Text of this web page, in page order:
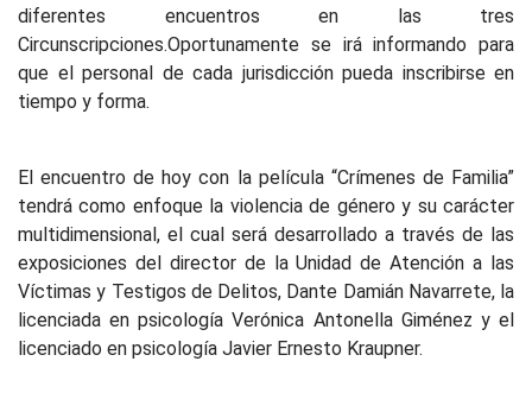
diferentes encuentros en las tres
Circunscripciones.Oportunamente se irá informando para
que el personal de cada jurisdicción pueda inscribirse en
tiempo y forma.
El encuentro de hoy con la película “Crímenes de Familia”
tendrá como enfoque la violencia de género y su carácter
multidimensional, el cual será desarrollado a través de las
exposiciones del director de la Unidad de Atención a las
Víctimas y Testigos de Delitos, Dante Damián Navarrete, la
licenciada en psicología Verónica Antonella Giménez y el
licenciado en psicología Javier Ernesto Kraupner.